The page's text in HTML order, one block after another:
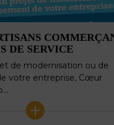
DE SERVICE
de modernisation ou de
votre entreprise, Cœur
+